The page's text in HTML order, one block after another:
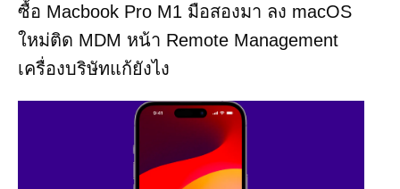
ซื้อ Macbook Pro M1 มือสองมา ลง macOS
ใหม่ติด MDM หน้า Remote Management
เครื่องบริษัทแก้ยังไง